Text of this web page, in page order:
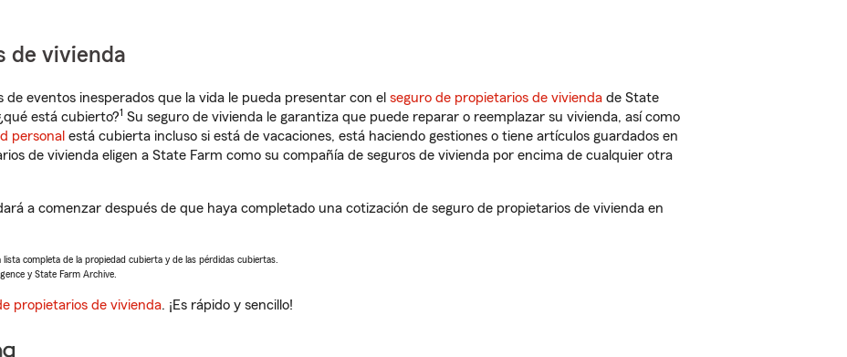
de vivienda
de eventos inesperados que la vida le pueda presentar con el seguro de propietarios de vivienda de State
está cubierto?1 Su seguro de vivienda le garantiza que puede reparar o reemplazar su vivienda, así como
personal está cubierta incluso si está de vacaciones, está haciendo gestiones o tiene artículos guardados en
de vivienda eligen a State Farm como su compañía de seguros de vivienda por encima de cualquier otra
a comenzar después de que haya completado una cotización de seguro de propietarios de vivienda en
completa de la propiedad cubierta y de las pérdidas cubiertas.
y State Farm Archive.
propietarios de vivienda. ¡Es rápido y sencillo!